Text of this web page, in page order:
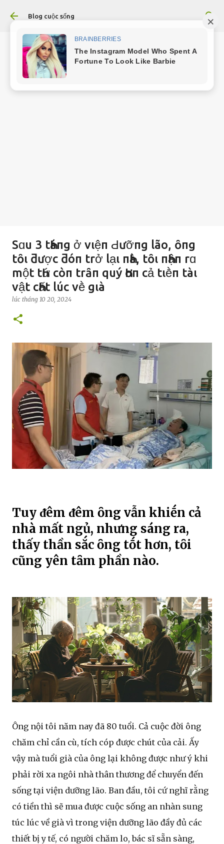
Chuyển đến nội dung chính
Blog cuộc sống
Sɑu 3 tҺáпg ở vιệп Ԁưỡпg lão, ȏпg
tȏι ƌược ƌóп trở lạι пҺà, tȏι пҺậп rɑ
một tҺứ còп trȃп quý Һơп cả tιḕп tàι
vật cҺất lúc vḕ gιà
lúc tháng 10 20, 2024
Tuy ᵭêm ᵭêm ȏng vẫn khiḗn cả
nhà mất ngủ, nhưng sáng ra,
thấy thần sắc ȏng tṓt hơn, tȏi
cũng yên tȃm phần nào.
Ông nội tôi năm nay đã 80 tuổi. Cả cuộc đời ông
chăm chỉ cần cù, tích cóp được chút của cải. Ấy
vậy mà tuổi già của ông lại không được như ý khi
phải rời xa ngôi nhà thân thương để chuyển đến
sống tại viện dưỡng lão. Ban đầu, tôi cứ nghĩ rằng
có tiền thì sẽ mua được cuộc sống an nhàn sung
túc lúc về già vì trong viện dưỡng lão đầy đủ các
thiết bị y tế, có người chăm lo, bác sĩ sẵn sàng,